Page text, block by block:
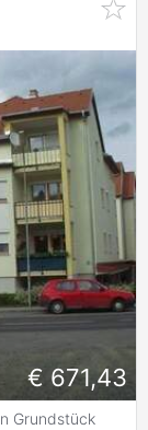
€ 671,43
Grundstück